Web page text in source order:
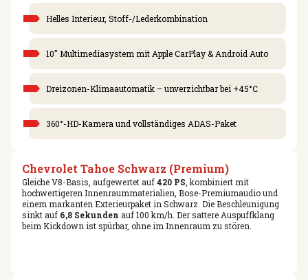
Helles Interieur, Stoff-/Lederkombination
10″ Multimediasystem mit Apple CarPlay & Android Auto
Dreizonen-Klimaautomatik – unverzichtbar bei +45°C
360°-HD-Kamera und vollständiges ADAS-Paket
Chevrolet Tahoe Schwarz (Premium)
Gleiche V8-Basis, aufgewertet auf420 PS , kombiniert mit
hochwertigeren Innenraummaterialien, Bose-Premiumaudio und
einem markanten Exterieurpaket in Schwarz. Die Beschleunigung
sinkt auf 6,8 Sekunden auf 100 km/h. Der sattere Auspuffklang
beim Kickdown ist spürbar, ohne im Innenraum zu stören.